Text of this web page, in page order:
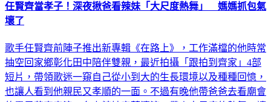
任賢齊當孝子！深夜揪爸看辣妹「大尺度熱舞」 媽媽抓包氣
壞了
歌手任賢齊前陣子推出新專輯《在路上》，工作滿檔的他時常
抽空回家鄉彰化田中陪伴雙親，最近拍攝「跟拍到齊家」4部
短片，帶領歌迷一窺自己從小到大的生長環境以及種種回憶，
也讓人看到他親民又孝順的一面。不過有晚他帶爸爸去看廟會